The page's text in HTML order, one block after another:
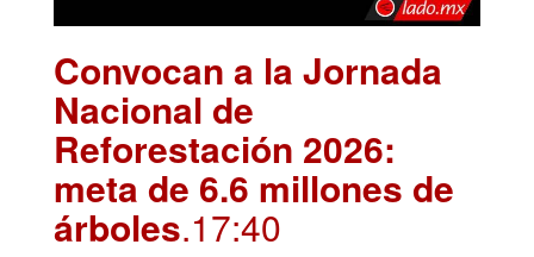
Convocan a la Jornada
Nacional de
Reforestación 2026:
meta de 6.6 millones de
árboles.17:40